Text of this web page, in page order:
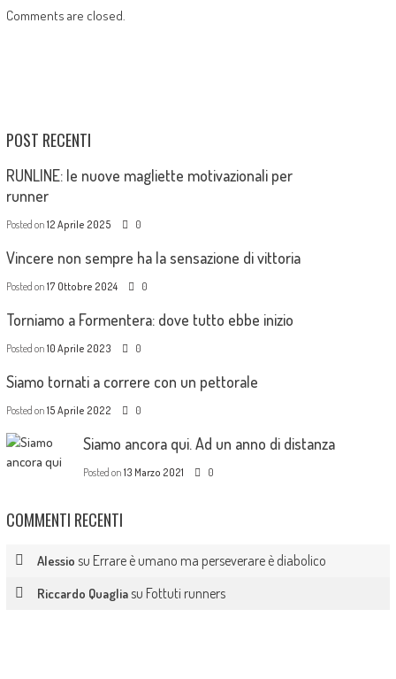
Comments are closed.
POST RECENTI
RUNLINE: le nuove magliette motivazionali per
runner
Posted on 12 Aprile 2025 0
Vincere non sempre ha la sensazione di vittoria
Posted on 17 Ottobre 2024 0
Torniamo a Formentera: dove tutto ebbe inizio
Posted on 10 Aprile 2023 0
Siamo tornati a correre con un pettorale
Posted on 15 Aprile 2022 0
Siamo ancora qui. Ad un anno di distanza
Posted on 13 Marzo 2021 0
COMMENTI RECENTI
Alessio su Errare è umano ma perseverare è diabolico
Riccardo Quagliasu Fottuti runners